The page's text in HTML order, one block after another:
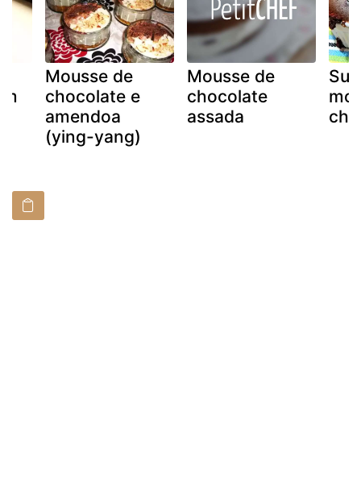
Mousse de
chocolate e
amendoa
(ying-yang)
Mousse de
chocolate
assada